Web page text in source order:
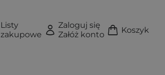
Listy
zakupowe
Zaloguj się
Załóż konto
Koszyk